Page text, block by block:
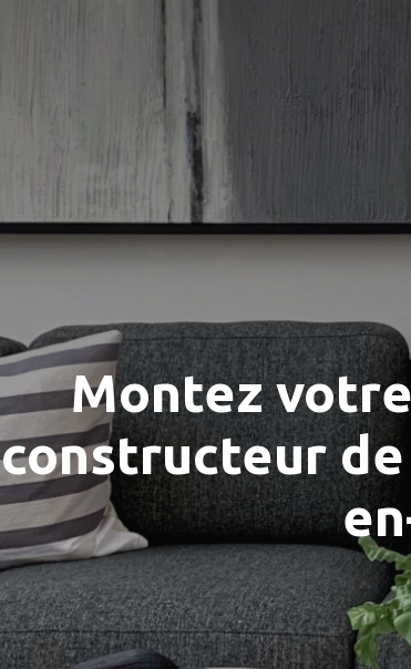
Montez
constructeur